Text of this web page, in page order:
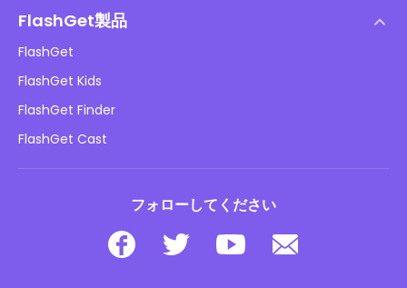
DMCAポリシー
プライバシーポリシー
広告ポリシー
私の情報を販売しないでください
子供のオンラインの安全性
ダウンロード
FlashGet製品
FlashGet
FlashGet Kids
FlashGet Finder
FlashGet Cast
フォローしてください